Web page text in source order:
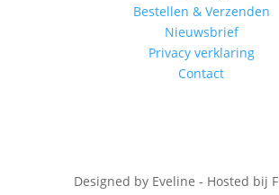
Bestellen & Verzenden
Nieuwsbrief
Privacy verklaring
Contact
Designed by Eveline - Hosted bij